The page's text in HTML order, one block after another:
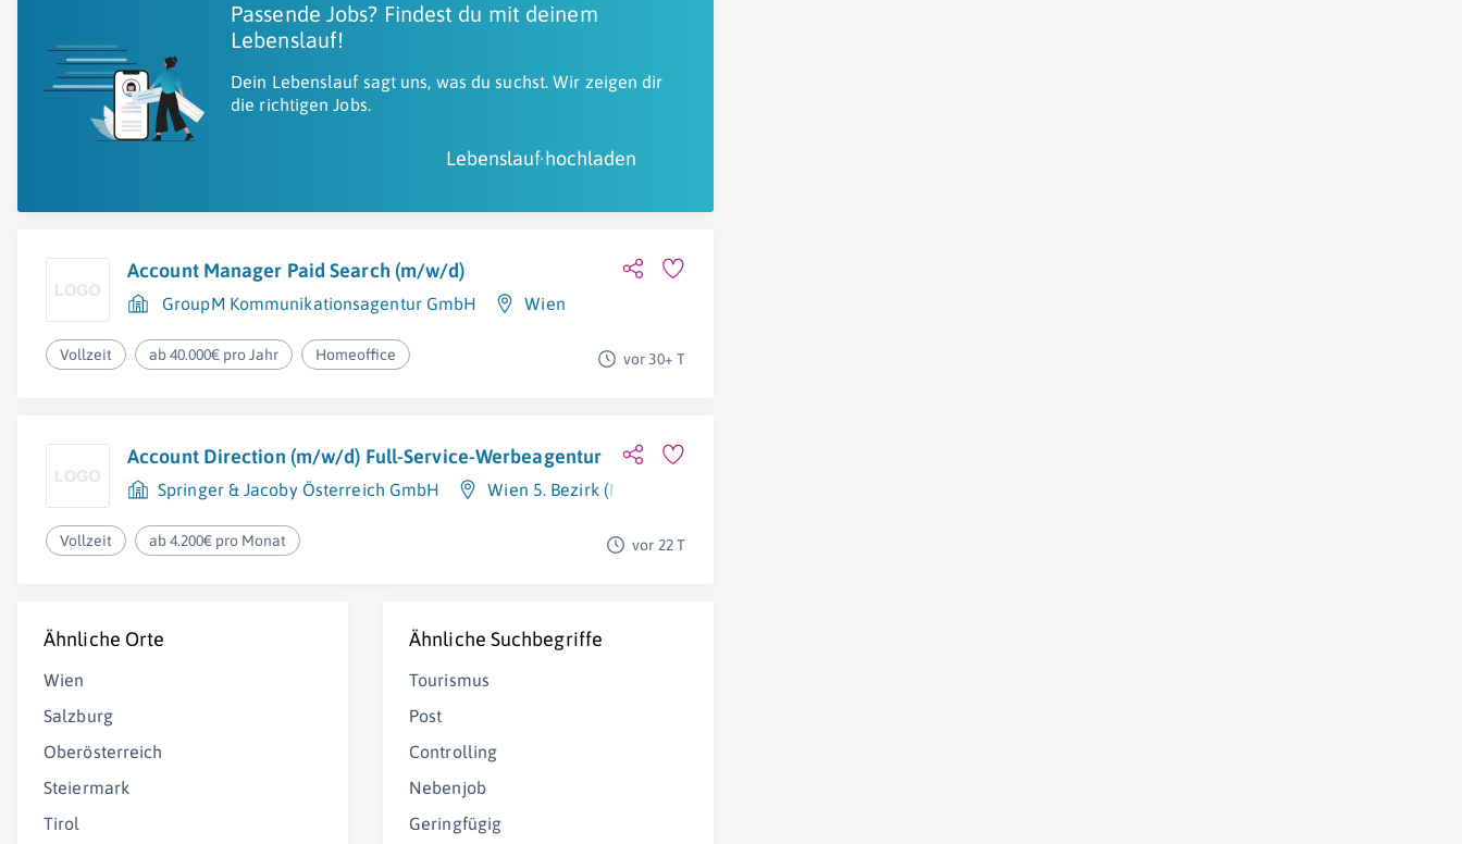
Passende Jobs? Findest du mit deinem
Lebenslauf!
Dein Lebenslauf sagt uns, was du suchst. Wir zeigen dir
die richtigen Jobs.
Lebenslauf hochladen
Account Manager Paid Search (m/w/d)
GroupM Kommunikationsagentur GmbH Wien
Vollzeit ab 40.000€ pro Jahr Homeoffice vor 30+ T
Account Direction (m/w/d) Full-Service-Werbeagentur
Springer & Jacoby Österreich GmbH Wien 5. Bezirk (Margareten)
Vollzeit ab 4.200€ pro Monat vor 22 T
Ähnliche Orte
Wien
Salzburg
Oberösterreich
Steiermark
Tirol
Ähnliche Suchbegriffe
Tourismus
Post
Controlling
Nebenjob
Geringfügig